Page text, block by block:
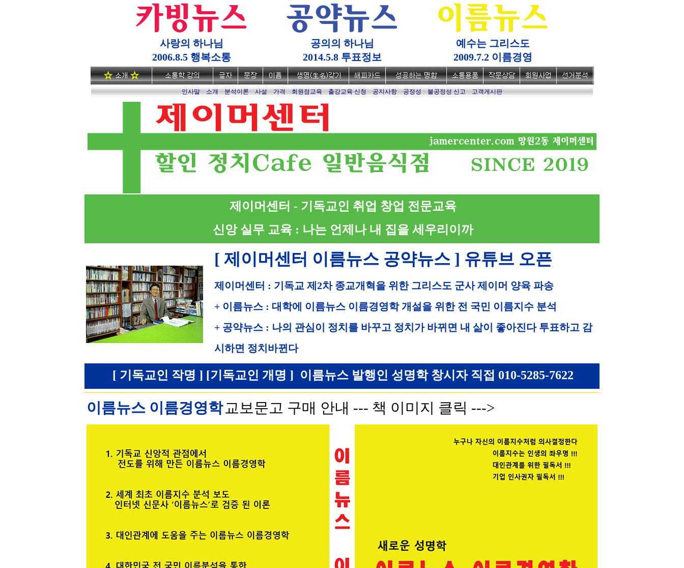
사랑의 하나님
2006.8.5 행복소통
공의의 하나님
2014.5.8 투표정보
예수는 그리스도
2009.7.2 이름경영
인사말 소개 분석이론 사설 가격 회원점교육 출강교육 신청 공지사항 공정성 불공정성 신고 고객게시판
제이머센터 - 기독교인 취업 창업 전문교육
신앙 실무 교육 : 나는 언제나 내 집을 세우리이까
[ 제이머센터 이름뉴스 공약뉴스 ] 유튜브 오픈
제이머센터 : 기독교 제2차 종교개혁을 위한 그리스도 군사 제이머 양육 파송
+ 이름뉴스 : 대학에 이름뉴스 이름경영학 개설을 위한 전 국민 이름지수 분석
+ 공약뉴스 : 나의 관심이 정치를 바꾸고 정치가 바뀌면 내 삶이 좋아진다 투표하고 감
시하면 정치바뀐다
[ 기독교인 작명 ] [기독교인 개명 ] 이름뉴스 발행인 성명학 창시자 직접 010-5285-7622
이름뉴스 이름경영학 교보문고 구매 안내 --- 책 이미지 클릭 --->